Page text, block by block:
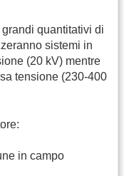
quantitativi di
sistemi in
(20 kV) mentre
tensione (230-400
in campo